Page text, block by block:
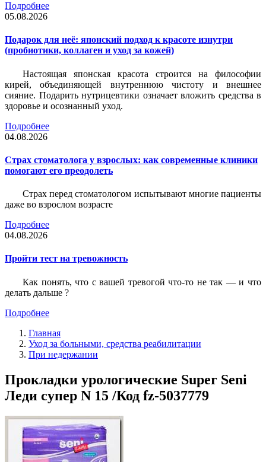
Подробнее
05.08.2026
Подарок для неё: японский подход к красоте изнутри
(пробиотики, коллаген и уход за кожей)
Настоящая японская красота строится на философии
кирей, объединяющей внутреннюю чистоту и внешнее
сияние. Подарить нутрицевтики означает вложить средства в
здоровье и осознанный уход.
Подробнее
04.08.2026
Страх стоматолога у взрослых: как современные клиники
помогают его преодолеть
Страх перед стоматологом испытывают многие пациенты
даже во взрослом возрасте
Подробнее
04.08.2026
Пройти тест на тревожность
Как понять, что с вашей тревогой что-то не так — и что
делать дальше ?
Подробнее
Главная
Уход за больными, средства реабилитации
При недержании
Прокладки урологические Super Seni
Леди супер N 15 /Код fz-5037779